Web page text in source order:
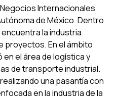
Internacionales
de México. Dentro
la industria
proyectos. En el ámbito
el área de logística y
de transporte industrial.
una pasantía con
en la industria de la